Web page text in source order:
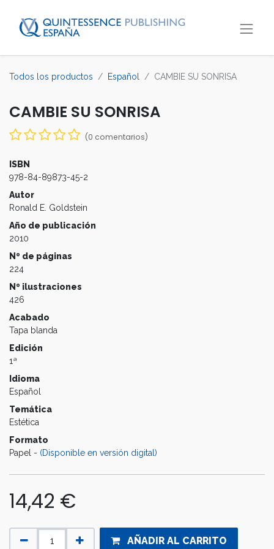
Todos los productos Español CAMBIE SU SONRISA
CAMBIE SU SONRISA
(0 comentarios)
ISBN
978-84-89873-45-2
Autor
Ronald E. Goldstein
Año de publicación
2010
Nº de páginas
224
Nº ilustraciones
426
Acabado
Tapa blanda
Edición
1ª
Idioma
Español
Temática
Estética
Formato
Papel - (Disponible en versión digital)
14,42 €
AÑADIR AL CARRITO